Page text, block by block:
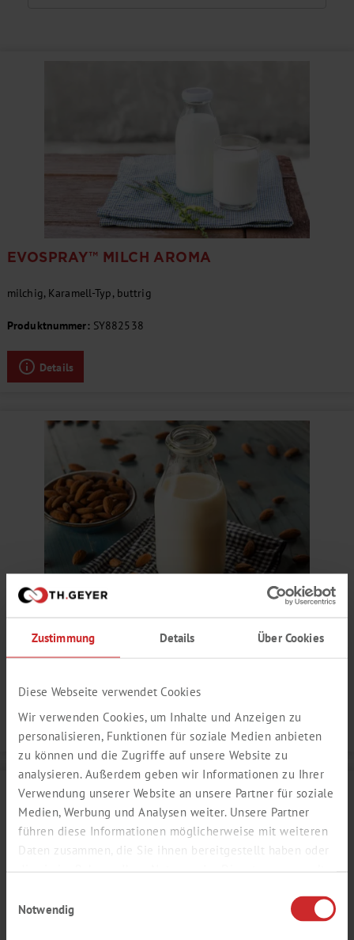
Zustimmung Details Über Cookies
Diese Webseite verwendet Cookies
Wir verwenden Cookies, um Inhalte und Anzeigen zu
personalisieren, Funktionen für soziale Medien anbieten
zu können und die Zugriffe auf unsere Website zu
analysieren. Außerdem geben wir Informationen zu Ihrer
Verwendung unserer Website an unsere Partner für soziale
Medien, Werbung und Analysen weiter. Unsere Partner
führen diese Informationen möglicherweise mit weiteren
Daten zusammen, die Sie ihnen bereitgestellt haben oder
die sie im Rahmen Ihrer Nutzung der Dienste gesammelt
Notwendig
EVOSPRAY™ MILCH AROMA
milchig, Karamell-Typ, buttrig
Produktnummer: SY882538
Details
MILCH AROMA
Produktnummer: